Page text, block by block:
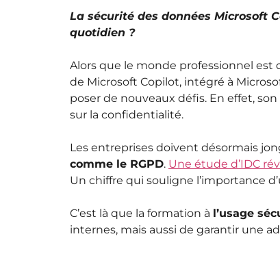
La sécurité des données Microsoft
quotidien ?
Alors que le monde professionnel est
de Microsoft Copilot, intégré à
poser de nouveaux défis. En effet,
sur la confidentialité.
Les entreprises doivent désormais
comme le RGPD. Une étude d’IDC
Un chiffre qui souligne l’importance
C’est là que la formation à l’usage
internes, mais aussi de garantir une